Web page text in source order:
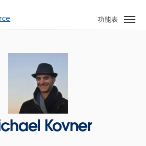
功能表
Kovner